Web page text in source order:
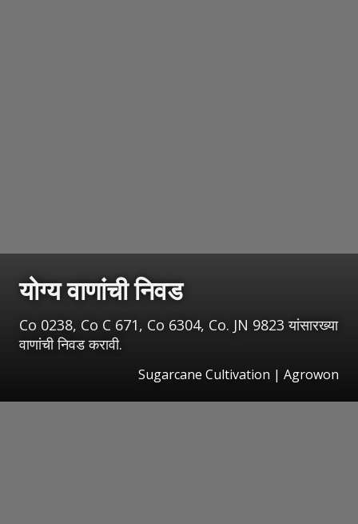
योग्य वाणांची निवड
Co 0238, Co C 671, Co 6304, Co. JN 9823 यांसारख्या
वाणांची निवड करावी.
Sugarcane Cultivation | Agrowon